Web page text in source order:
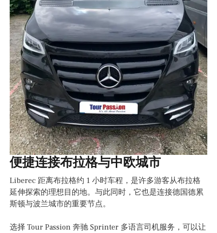
便捷连接布拉格与中欧城市
Liberec 距离布拉格约 1 小时车程，是许多游客从布拉格
延伸探索的理想目的地。与此同时，它也是连接德国德累
斯顿与波兰城市的重要节点。
选择 Tour Passion 奔驰 Sprinter 多语言司机服务，可以让